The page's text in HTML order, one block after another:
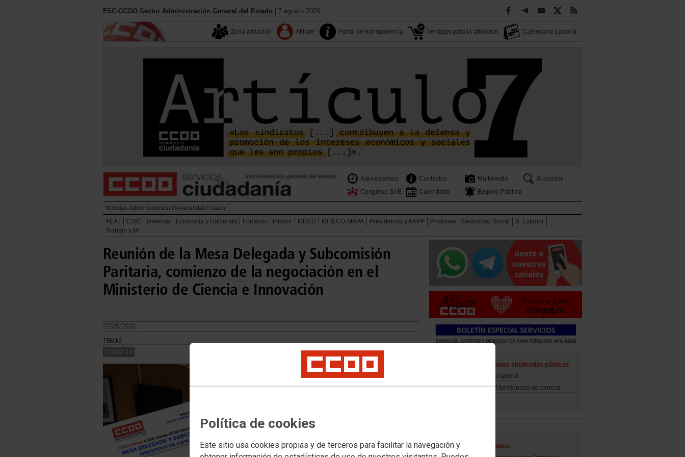
Política de cookies
Este sitio usa cookies propias y de terceros para facilitar la navegación y
FSC-CCOO Sector Administración General del Estado | 7 agosto 2026.
Zona afiliación Afiliate Portal de transparencia Ventajas para la afiliación Calendario Laboral
Aquí estamos Contactos Multimedia
Buscador
Congreso SAE
Calendario Empleo Público
Noticias Administración General del Estado
AEAT
CSIC Defensa Economía y Hacienda Fomento Interior MECD MITECO-MAPA Presidencia y AAPP Prisiones Seguridad Social
S. Exterior
Trabajo y M
Reunión de la Mesa Delegada y Subcomisión
Paritaria, comienzo de la negociación en el
Ministerio de Ciencia e Innovación
27/05/2020.
TEMAS
COVID-19
Movilidad de las personas empleadas públicas
Movilidad del personal laboral
Movilidad del personal funcionario de carrera
Acceso al Empleo Público